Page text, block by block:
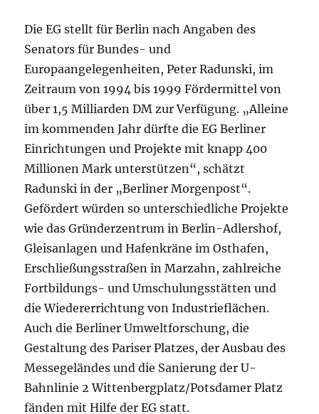
Die EG stellt für Berlin nach Angaben des
Senators für Bundes- und
Europaangelegenheiten, Peter Radunski, im
Zeitraum von 1994 bis 1999 Fördermittel von
über 1,5 Milliarden DM zur Verfügung. „Alleine
im kommenden Jahr dürfte die EG Berliner
Einrichtungen und Projekte mit knapp 400
Millionen Mark unterstützen“, schätzt
Radunski in der „Berliner Morgenpost“.
Gefördert würden so unterschiedliche Projekte
wie das Gründerzentrum in Berlin-Adlershof,
Gleisanlagen und Hafenkräne im Osthafen,
Erschließungsstraßen in Marzahn, zahlreiche
Fortbildungs- und Umschulungsstätten und
die Wiedererrichtung von Industrieflächen.
Auch die Berliner Umweltforschung, die
Gestaltung des Pariser Platzes, der Ausbau des
Messegeländes und die Sanierung der U-
Bahnlinie 2 Wittenbergplatz/Potsdamer Platz
fänden mit Hilfe der EG statt.